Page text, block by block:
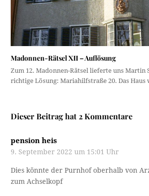
Madonnen-Rätsel XII – Auflösung
Zum 12. Madonnen-Rätsel lieferte uns Martin
richtige Lösung: Mariahilfstraße 20. Das Haus
Dieser Beitrag hat 2 Kommentare
pension heis
9. September 2022 um 15:01 Uhr
Dies könnte der Purnhof oberhalb von
zum Achselkopf